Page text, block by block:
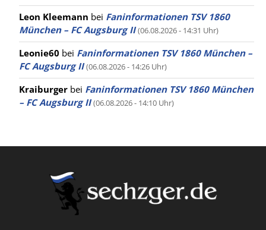
Leon Kleemann bei Faninformationen TSV 1860
München – FC Augsburg II (06.08.2026 - 14:31 Uhr)
Leonie60 bei Faninformationen TSV 1860 München –
FC Augsburg II (06.08.2026 - 14:26 Uhr)
Kraiburger bei Faninformationen TSV 1860 München
– FC Augsburg II (06.08.2026 - 14:10 Uhr)